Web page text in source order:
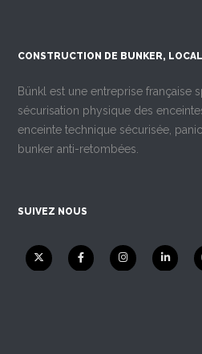
CONSTRUCTION DE BUNKER,
Bünkl est une entreprise française
sécurisation physique des
enceinte technique sécurisée,
bunker anti-retombées.
SUIVEZ NOUS